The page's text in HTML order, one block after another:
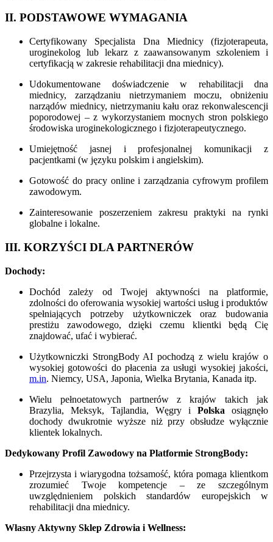
II. PODSTAWOWE WYMAGANIA
Certyfikowany Specjalista Dna Miednicy (fizjoterapeuta,
uroginekolog lub lekarz z zaawansowanym szkoleniem i
certyfikacją w zakresie rehabilitacji dna miednicy).
Udokumentowane doświadczenie w rehabilitacji dna
miednicy, zarządzaniu nietrzymaniem moczu, obniżeniu
narządów miednicy, nietrzymaniu kału oraz rekonwalescencji
poporodowej – z wykorzystaniem mocnych stron polskiego
środowiska uroginekologicznego i fizjoterapeutycznego.
Umiejętność jasnej i profesjonalnej komunikacji z
pacjentkami (w języku polskim i angielskim).
Gotowość do pracy online i zarządzania cyfrowym profilem
zawodowym.
Zainteresowanie poszerzeniem zakresu praktyki na rynki
globalne i lokalne.
III. KORZYŚCI DLA PARTNERÓW
Dochody:
Dochód zależy od Twojej aktywności na platformie,
zdolności do oferowania wysokiej wartości usług i produktów
spełniających potrzeby użytkowniczek oraz budowania
prestiżu zawodowego, dzięki czemu klientki będą Cię
znajdować, ufać i wybierać.
Użytkowniczki StrongBody AI pochodzą z wielu krajów o
wysokiej gotowości do płacenia za usługi wysokiej jakości,
m.in. Niemcy, USA, Japonia, Wielka Brytania, Kanada itp.
Wielu pełnoetatowych partnerów z krajów takich jak
Brazylia, Meksyk, Tajlandia, Węgry i Polska osiągnęło
dochody dwukrotnie wyższe niż przy obsłudze wyłącznie
klientek lokalnych.
Dedykowany Profil Zawodowy na Platformie StrongBody:
Przejrzysta i wiarygodna tożsamość, która pomaga klientkom
zrozumieć Twoje kompetencje – ze szczególnym
uwzględnieniem polskich standardów europejskich w
rehabilitacji dna miednicy.
Własny Aktywny Sklep Zdrowia i Wellness: